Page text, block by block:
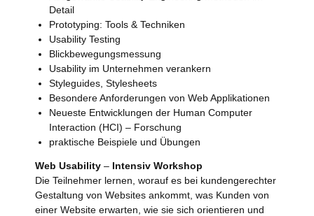
Detail
Prototyping: Tools & Techniken
Usability Testing
Blickbewegungsmessung
Usability im Unternehmen verankern
Styleguides, Stylesheets
Besondere Anforderungen von Web Applikationen
Neueste Entwicklungen der Human Computer
Interaction (HCI) – Forschung
praktische Beispiele und Übungen
Web Usability – Intensiv Workshop
Die Teilnehmer lernen, worauf es bei kundengerechter
Gestaltung von Websites ankommt, was Kunden von
einer Website erwarten, wie sie sich orientieren und